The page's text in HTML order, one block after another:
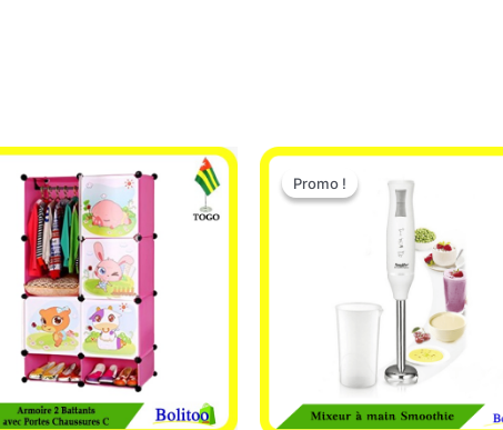
Promo !
Promo !
Le
initial
12.900 CFA.
Le
11.000 CFA.